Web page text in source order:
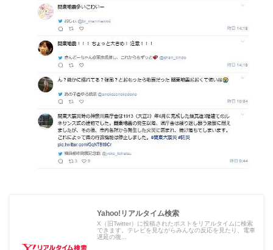
Yahoo!リアルタイム検索
X（旧Twitter）に投稿されたポストをリアルタイムに検索
できます。テレビを見ながらみんなの反応を見たり、電車
遅延の復...